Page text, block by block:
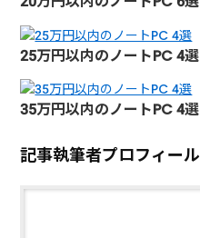
25万円以内のノートPC 4選
35万円以内のノートPC 4選
記事執筆者プロフィール